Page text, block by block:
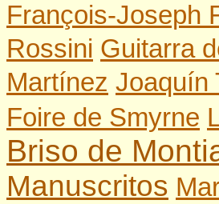
François-Joseph
Rossini Guitarra
Martínez Joaquín
Foire de Smyrne
Briso de
Manuscritos